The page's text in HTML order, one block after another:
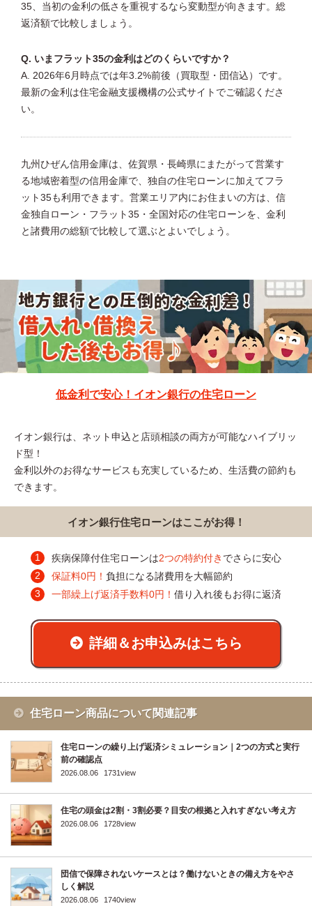
35、当初の金利の低さを重視するなら変動型が向きます。総
返済額で比較しましょう。
Q. いまフラット35の金利はどのくらいですか？
A. 2026年6月時点では年3.2%前後（買取型・団信込）です。
最新の金利は住宅金融支援機構の公式サイトでご確認くださ
い。
九州ひぜん信用金庫は、佐賀県・長崎県にまたがって営業す
る地域密着型の信用金庫で、独自の住宅ローンに加えてフラ
ット35も利用できます。営業エリア内にお住まいの方は、信
金独自ローン・フラット35・全国対応の住宅ローンを、金利
と諸費用の総額で比較して選ぶとよいでしょう。
低金利で安心！イオン銀行の住宅ローン
イオン銀行は、ネット申込と店頭相談の両方が可能なハイブリッ
ド型！
金利以外のお得なサービスも充実しているため、生活費の節約も
できます。
イオン銀行住宅ローンはここがお得！
疾病保障付住宅ローンは2つの特約付き でさらに安心
保証料0円！ 負担になる諸費用を大幅節約
一部繰上げ返済手数料0円！ 借り入れ後もお得に返済
詳細＆お申込みはこちら
住宅ローン商品について関連記事
住宅ローンの繰り上げ返済シミュレーション｜2つの方式と実行
前の確認点
2026.08.06 1731view
住宅の頭金は2割・3割必要？目安の根拠と入れすぎない考え方
2026.08.06 1728view
団信で保障されないケースとは？働けないときの備え方をやさ
しく解説
2026.08.06 1740view